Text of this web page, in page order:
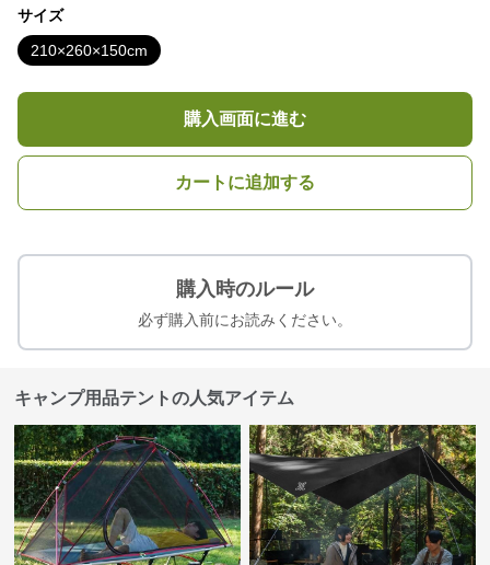
サイズ
210×260×150cm
購入画面に進む
カートに追加する
購入時のルール
必ず購入前にお読みください。
キャンプ用品テントの人気アイテム